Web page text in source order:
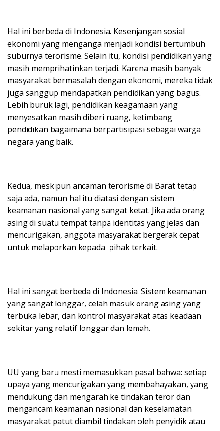
Hal ini berbeda di Indonesia. Kesenjangan sosial
ekonomi yang menganga menjadi kondisi bertumbuh
suburnya terorisme. Selain itu, kondisi pendidikan yang
masih memprihatinkan terjadi. Karena masih banyak
masyarakat bermasalah dengan ekonomi, mereka tidak
juga sanggup mendapatkan pendidikan yang bagus.
Lebih buruk lagi, pendidikan keagamaan yang
menyesatkan masih diberi ruang, ketimbang
pendidikan bagaimana berpartisipasi sebagai warga
negara yang baik.
Kedua, meskipun ancaman terorisme di Barat tetap
saja ada, namun hal itu diatasi dengan sistem
keamanan nasional yang sangat ketat. Jika ada orang
asing di suatu tempat tanpa identitas yang jelas dan
mencurigakan, anggota masyarakat bergerak cepat
untuk melaporkan kepada pihak terkait.
Hal ini sangat berbeda di Indonesia. Sistem keamanan
yang sangat longgar, celah masuk orang asing yang
terbuka lebar, dan kontrol masyarakat atas keadaan
sekitar yang relatif longgar dan lemah.
UU yang baru mesti memasukkan pasal bahwa: setiap
upaya yang mencurigakan yang membahayakan, yang
mendukung dan mengarah ke tindakan teror dan
mengancam keamanan nasional dan keselamatan
masyarakat patut diambil tindakan oleh penyidik atau